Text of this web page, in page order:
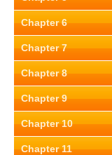
Chapter 6
Chapter 7
Chapter 8
Chapter 9
Chapter 10
Chapter 11